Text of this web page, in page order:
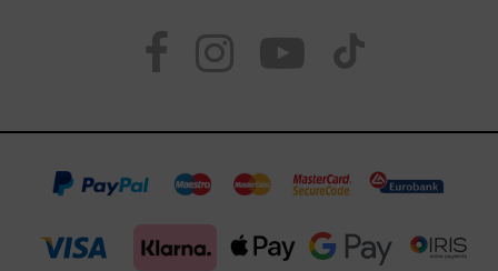
Visit
https://
page
Visit
https://
page
Visit
https://
page
our
TikTok
page